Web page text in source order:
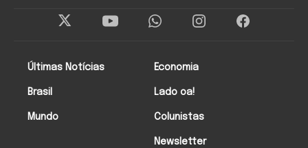
Últimas Notícias
Brasil
Mundo
Economia
Lado oa!
Colunistas
Newsletter